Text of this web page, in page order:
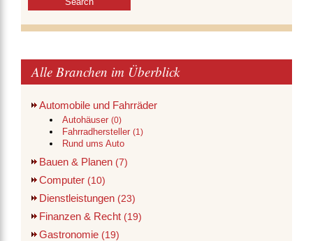
Alle Branchen im Überblick
Automobile und Fahrräder
Autohäuser(0)
Fahrradhersteller(1)
Rund ums Auto
Bauen & Planen (7)
Computer (10)
Dienstleistungen (23)
Finanzen & Recht (19)
Gastronomie (19)